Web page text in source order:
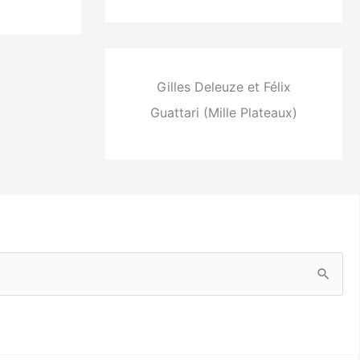
Gilles Deleuze et Félix
Guattari (Mille Plateaux)